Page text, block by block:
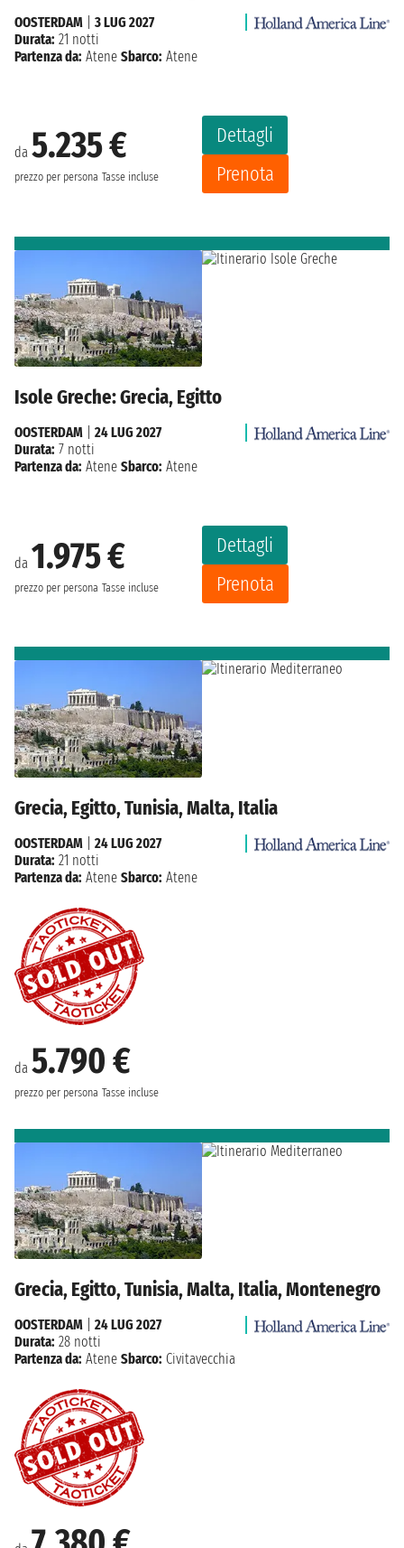
da 5.235 €
prezzo per persona Tasse incluse
Dettagli
Prenota
OOSTERDAM
3 LUG 2027
Durata: 21 notti
Partenza da: Atene Sbarco: Atene
Isole Greche: Grecia, Egitto
da 1.975 €
prezzo per persona Tasse incluse
Dettagli
Prenota
OOSTERDAM
24 LUG 2027
Durata: 7 notti
Partenza da: Atene Sbarco: Atene
Grecia, Egitto, Tunisia, Malta, Italia
da 5.790 €
prezzo per persona Tasse incluse
OOSTERDAM
24 LUG 2027
Durata: 21 notti
Partenza da: Atene Sbarco: Atene
Grecia, Egitto, Tunisia, Malta, Italia, Montenegro
OOSTERDAM
24 LUG 2027
Durata: 28 notti
Partenza da: Atene Sbarco: Civitavecchia